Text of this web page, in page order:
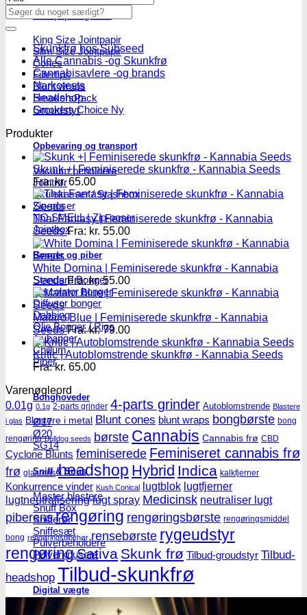
Jointpapir og filter
King Size Jointpapir
Slim Size Jointpapir
Cones
Filtertips
Blunt wraps
SmokersPack
Smokers Choice
Opbevaring og transport
Vacuum beholdere
Jointrør
Skulekasser / Stashbox
Zip-poser
NO SMELL | Zip-poser
Jointbox
Bonger og piber
Standard Bonger
Percolator bonger
Diffusor bonger
Dabbing
Olie Bonger / Rigs
Tjubanger
Chillum
Piber
Bonghoveder
Ø17
Ø20
SG14
Sniff & Snus
Master blastere
Snuff Box
Snifferør
Sniffesæt
Pulverbeholdere
Pulverknusere
Digital vægte
Søg
efter:
Skunkfrø hos Subseed
Alle Cannabis -og Skunkfrø
Cannabisavlere -og brands
Narkotests
Headshop
Groudstyr
Produkter
Skunk +| Feminiserede skunkfrø - Kannabia Seeds
Fra:kr.65.00
Thai Fantasy | Feminiserede skunkfrø - Kannabia
Seeds Fra: kr. 55.00
White Domina | Feminiserede skunkfrø - Kannabia
Seeds Fra:kr.55.00
Mataro Blue | Feminiserede skunkfrø - Kannabia
Seeds Fra:kr.79.00
Kritic | Autoblomstrende skunkfrø - Kannabia Seeds
Fra:kr. 65.00
Varenøgleord
0.01g 0.1g 2-parts grinder 4-parts grinder Autoblomstrende Blastere
i glas Blastere i metal Blunt cones blunt wraps bongbørste bong
rengøring Bulldog seeds børste Cannabis Cannabis frø CBD
Cyclone Blunts feminiserede Feminiseret cannabis frø
frø glasrens headshop Hybrid Indica kalkfjerner
Konkurrence vinder Kush Conical lugtblok lugtfjerner
lugtneutralisering lugt spray Medicinsk neutraliser lugt
piberens rengøring rengøringsbørste rengøringsmiddel
bong rengøringstilbehør rensebørste rygeudstyr
rengøringSativa Skunk frø Tilbud-groudstyr Tilbud-
headshop Tilbud-skunkfrø